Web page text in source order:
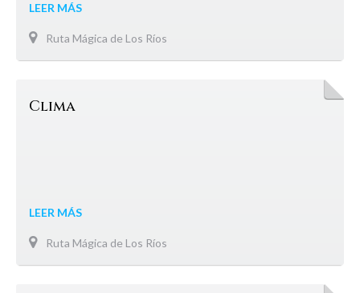
LEER MÁS
Ruta Mágica de Los Ríos
Clima
LEER MÁS
Ruta Mágica de Los Ríos